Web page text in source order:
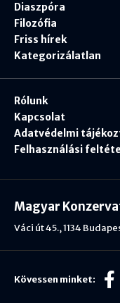
Diaszpóra
Filozófia
Friss hírek
Kategorizálatlan
Rólunk
Kapcsolat
Adatvédelmi
Felhasználási
Kövessen minket:
Magyar
Váci út 45., 1134